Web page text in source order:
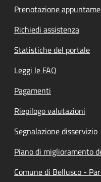
Prenotazione
Richiedi assistenza
Statistiche del portale
Leggi le FAQ
Pagamenti
Riepilogo valutazioni
Segnalazione disservizio
Piano di miglioramento
Comune di Bellusco -